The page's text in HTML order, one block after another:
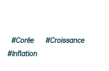
Corée Croissance
Inflation